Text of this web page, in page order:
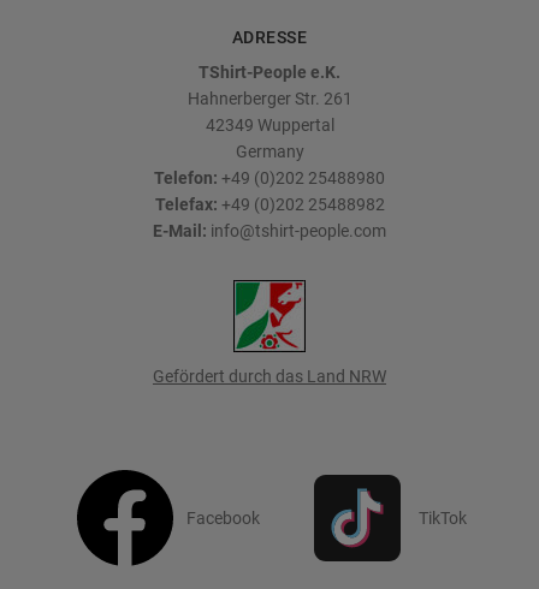
ADRESSE
TShirt-People e.K.
Hahnerberger Str. 261
42349 Wuppertal
Germany
Telefon: +49 (0)202 25488980
Telefax: +49 (0)202 25488982
E-Mail: info@tshirt-people.com
Gefördert durch das Land NRW
Facebook TikTok